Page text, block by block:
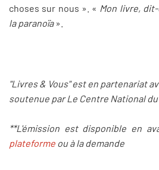
choses sur nous ». « Mon livre,
la paranoïa».
"Livres & Vous" est en partenariat
soutenue par Le Centre National
**L'émission est disponible en
plateforme ou à la demande